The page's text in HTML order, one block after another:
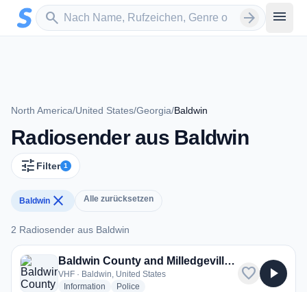
Zum Hauptinhalt springen
search
Sender suchen arrow_forward menu
North America/United States/Georgia/Baldwin
Radiosender aus Baldwin
tune Filter 1
Baldwin close Alle zurücksetzen
2 Radiosender aus Baldwin
2 Radiosender aus Baldwin
Baldwin County and Milledgeville Fire Dispatch
VHF · Baldwin, United States
Information radio stations
Police
favorite play_arrow